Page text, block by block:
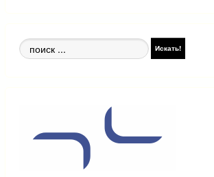
Поиск
по
Искать!